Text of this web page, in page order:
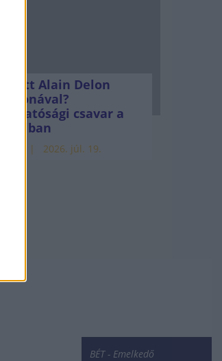
Mi lett Alain Delon
vagyonával?
Adóhatósági csavar a
sztoriban
2026. júl. 19.
BÉT - Emelkedő